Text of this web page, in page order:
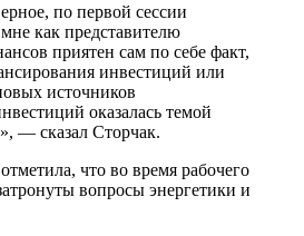
по первой сессии
как представителю
приятен сам по себе факт,
инвестиций или
источников
оказалась темой
— сказал Сторчак.
что во время рабочего
вопросы энергетики и